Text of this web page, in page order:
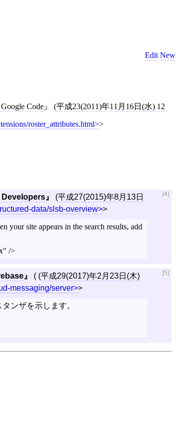
Edit New
Code (平成23(2011)年11月16日(水) 12
roster_attributes.html >
[4]
(平成27(2015)年8月13日
data/slsb-overview >
your site appears in the search results, add
/>
[5]
( (平成29(2017)年2月23日(木)
messaging/server >
ンザを示します。